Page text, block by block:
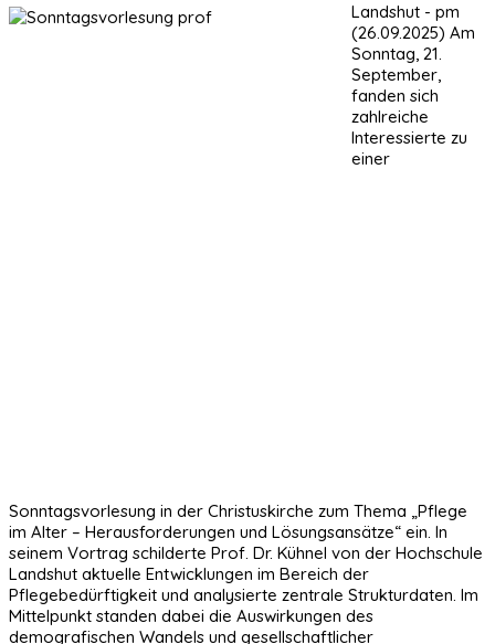
Landshut - pm
(26.09.2025) Am
Sonntag, 21.
September,
fanden sich
zahlreiche
Interessierte zu
einer
Sonntagsvorlesung in der Christuskirche zum Thema „Pflege
im Alter – Herausforderungen und Lösungsansätze“ ein. In
seinem Vortrag schilderte Prof. Dr. Kühnel von der Hochschule
Landshut aktuelle Entwicklungen im Bereich der
Pflegebedürftigkeit und analysierte zentrale Strukturdaten. Im
Mittelpunkt standen dabei die Auswirkungen des
demografischen Wandels und gesellschaftlicher